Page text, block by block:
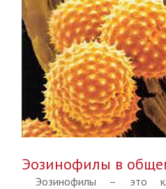
Эозинофилы в
Эозинофилы – это